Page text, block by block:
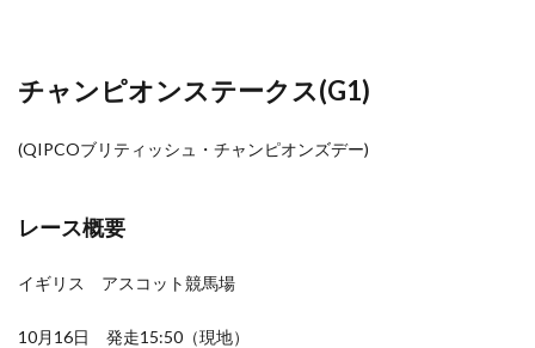
チャンピオンステークス(G1)
(QIPCOブリティッシュ・ チャンピオンズデー)
レース概要
イギリス アスコット競馬場
10月16日 発走15:50（現地）